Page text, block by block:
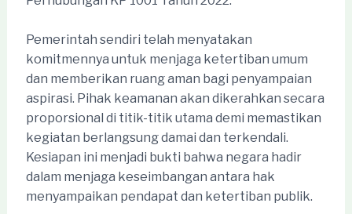
Pemerintah sendiri telah menyatakan
komitmennya untuk menjaga ketertiban umum
dan memberikan ruang aman bagi penyampaian
aspirasi. Pihak keamanan akan dikerahkan secara
proporsional di titik-titik utama demi memastikan
kegiatan berlangsung damai dan terkendali.
Kesiapan ini menjadi bukti bahwa negara hadir
dalam menjaga keseimbangan antara hak
menyampaikan pendapat dan ketertiban publik.